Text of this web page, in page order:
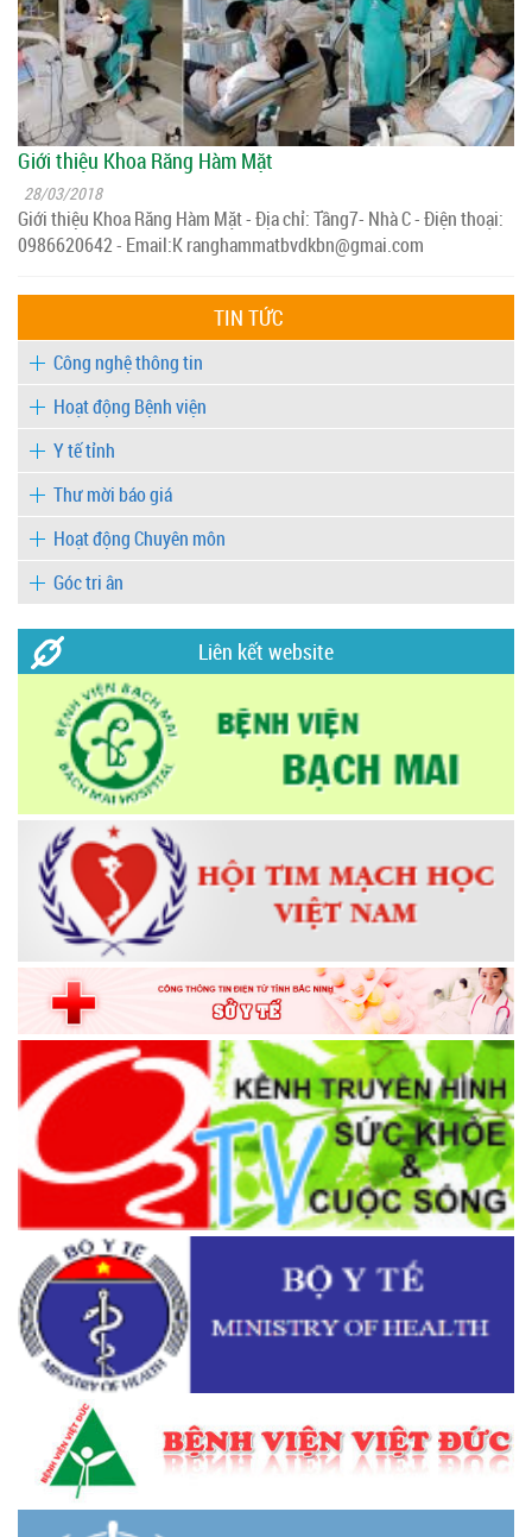
Giới thiệu Khoa Răng Hàm Mặt
28/03/2018
Giới thiệu Khoa Răng Hàm Mặt - Địa chỉ: Tầng7- Nhà C - Điện thoại:
0986620642 - Email:K ranghammatbvdkbn@gmai.com
TIN TỨC
Công nghệ thông tin
Hoạt động Bệnh viện
Y tế tỉnh
Thư mời báo giá
Hoạt động Chuyên môn
Góc tri ân
Liên kết website